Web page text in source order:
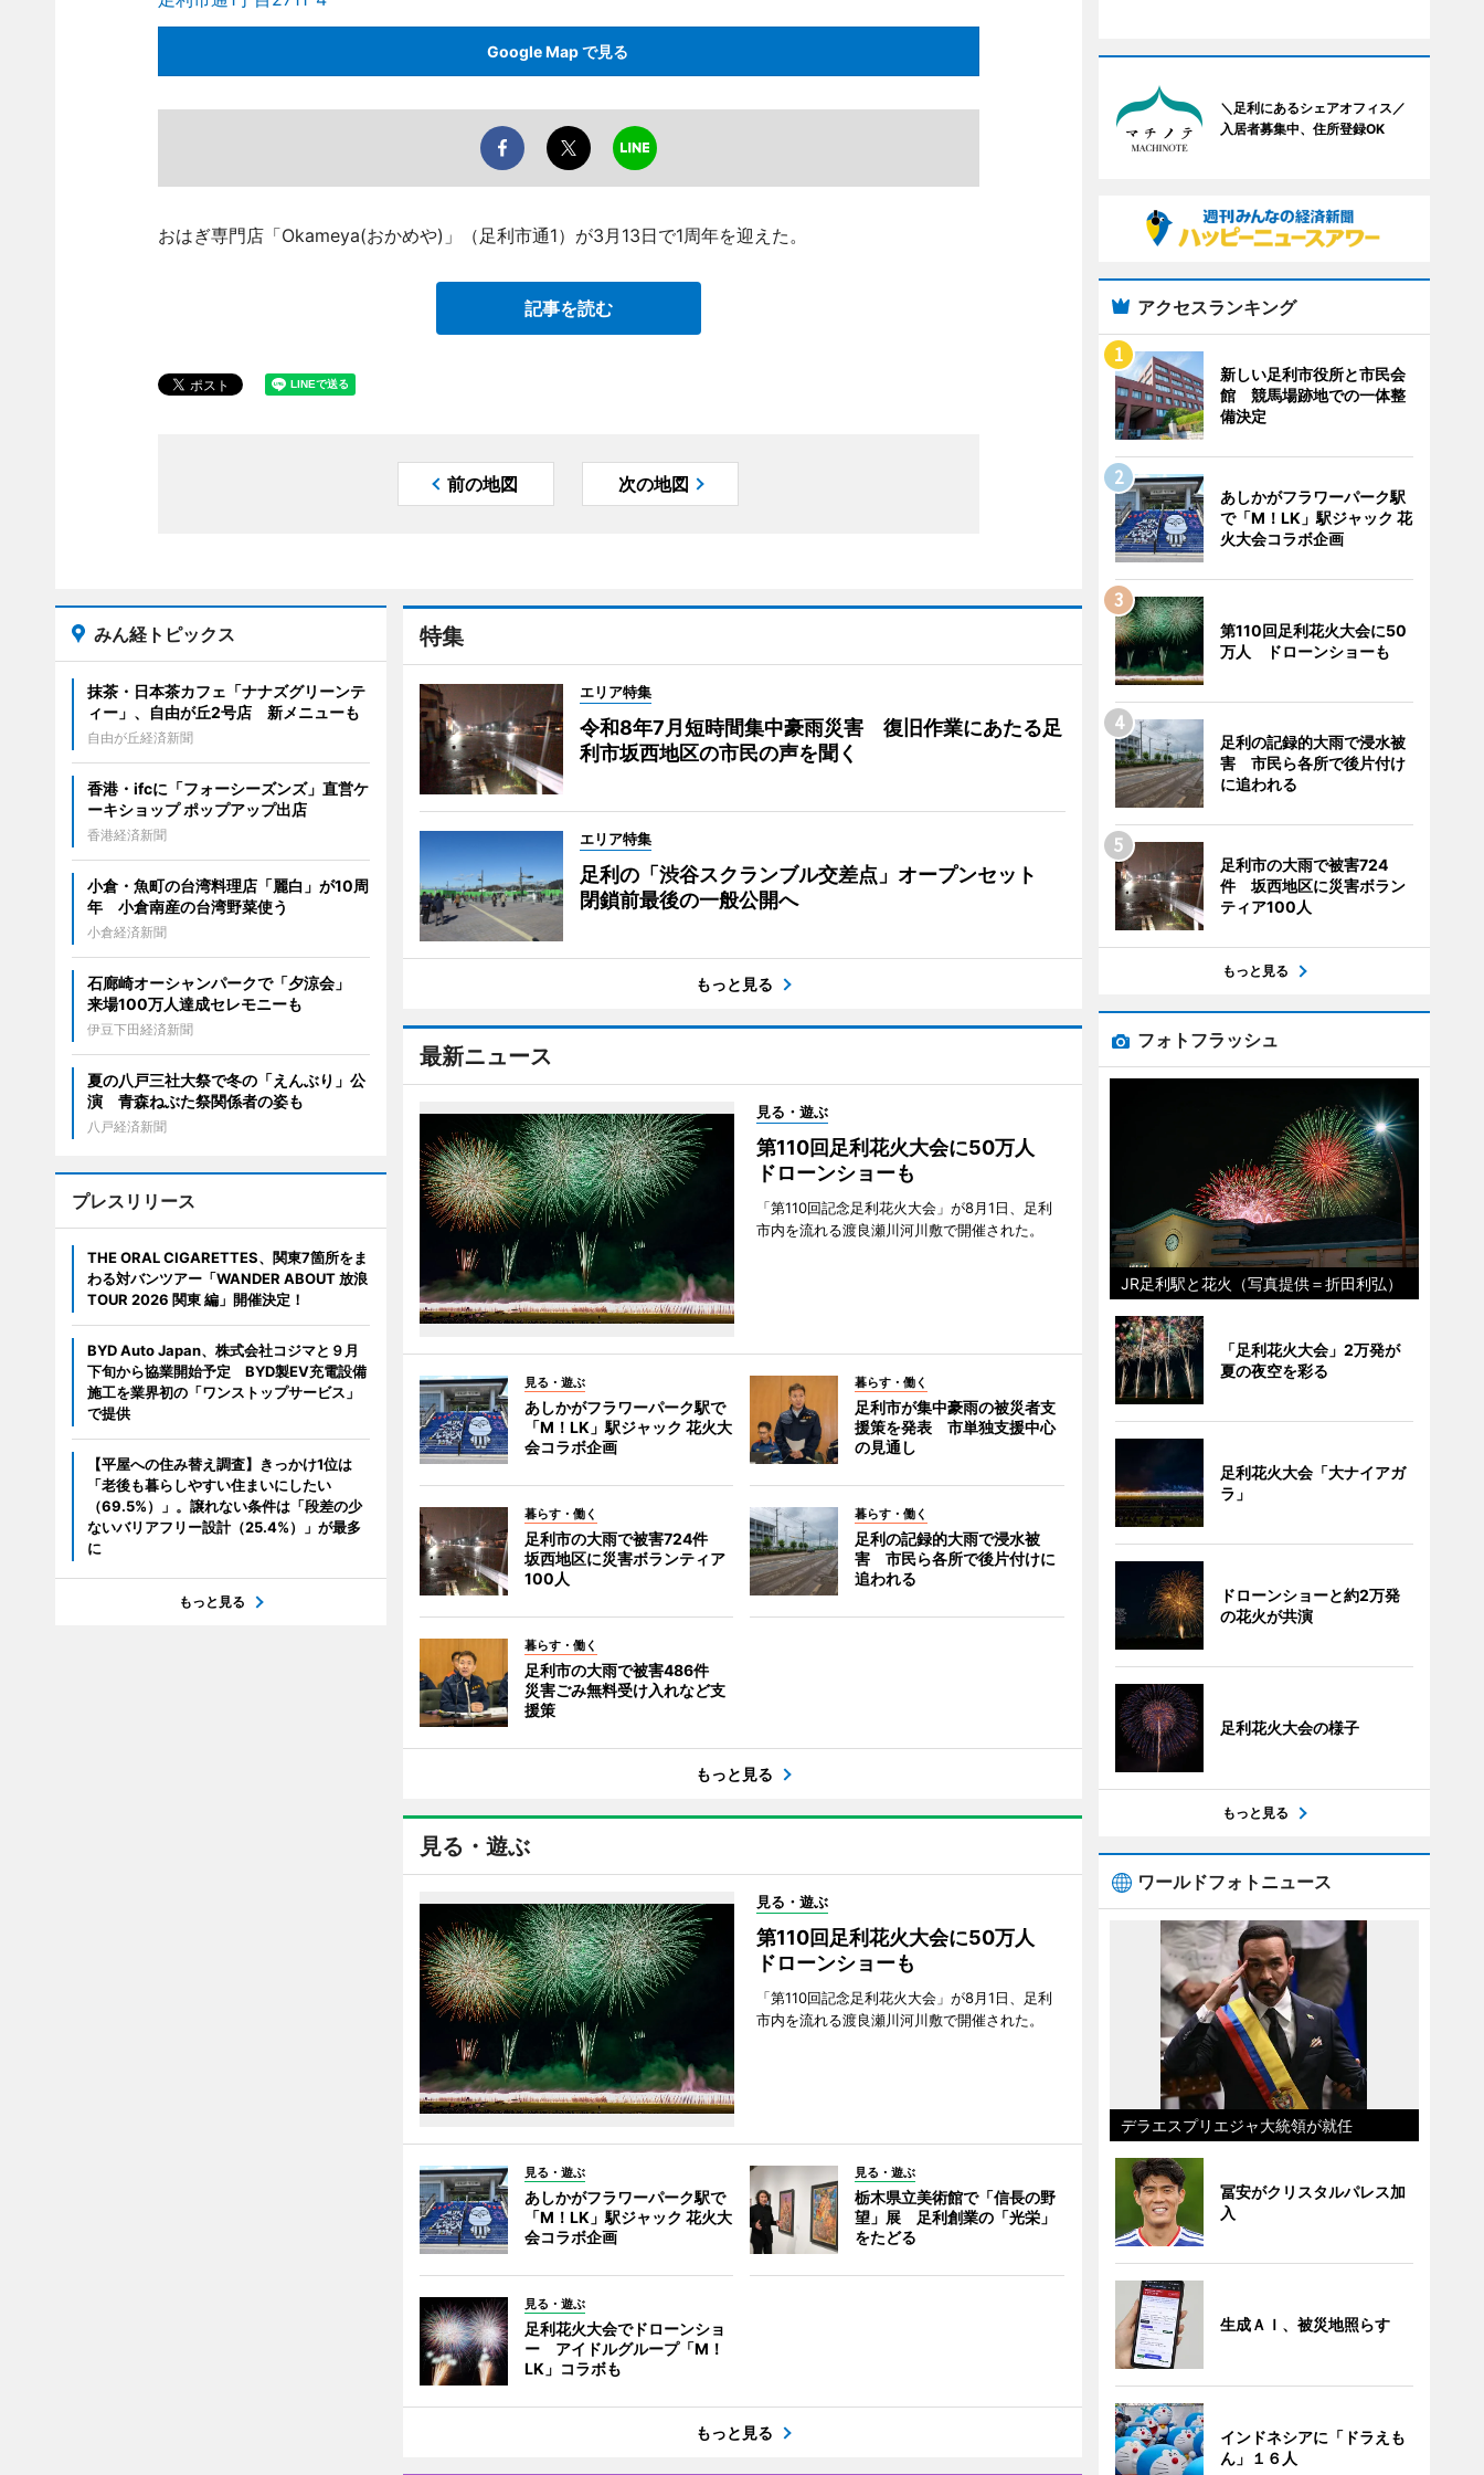
Google Map で見る
おはぎ専門店「Okameya(おかめや)」（足利市通1）が3月13日で1周年を迎えた。
記事を読む
前の地図 次の地図
特集
エリア特集
令和8年7月短時間集中豪雨災害 復旧作業にあたる足
利市坂西地区の市民の声を聞く
エリア特集
足利の「渋谷スクランブル交差点」オープンセット
閉鎖前最後の一般公開へ
もっと見る
最新ニュース
見る・遊ぶ
第110回足利花火大会に50万人
ドローンショーも
「第110回記念足利花火大会」が8月1日、足利
市内を流れる渡良瀬川河川敷で開催された。
見る・遊ぶ
あしかがフラワーパーク駅で
「M！LK」駅ジャック 花火大
会コラボ企画
暮らす・働く
足利市が集中豪雨の被災者支
援策を発表 市単独支援中心
の見通し
暮らす・働く
足利市の大雨で被害724件
坂西地区に災害ボランティア
100人
暮らす・働く
足利の記録的大雨で浸水被
害 市民ら各所で後片付けに
追われる
暮らす・働く
足利市の大雨で被害486件
災害ごみ無料受け入れなど支
援策
もっと見る
見る・遊ぶ
見る・遊ぶ
第110回足利花火大会に50万人
ドローンショーも
「第110回記念足利花火大会」が8月1日、足利
市内を流れる渡良瀬川河川敷で開催された。
見る・遊ぶ
あしかがフラワーパーク駅で
「M！LK」駅ジャック 花火大
会コラボ企画
見る・遊ぶ
栃木県立美術館で「信長の野
望」展 足利創業の「光栄」
をたどる
見る・遊ぶ
足利花火大会でドローンショ
ー アイドルグループ「M！
LK」コラボも
もっと見る
みん経トピックス
抹茶・日本茶カフェ「ナナズグリーンテ
ィー」、自由が丘2号店 新メニューも
自由が丘経済新聞
香港・ifcに「フォーシーズンズ」直営ケ
ーキショップ ポップアップ出店
香港経済新聞
小倉・魚町の台湾料理店「麗白」が10周
年 小倉南産の台湾野菜使う
小倉経済新聞
石廊崎オーシャンパークで「夕涼会」
来場100万人達成セレモニーも
伊豆下田経済新聞
夏の八戸三社大祭で冬の「えんぶり」公
演 青森ねぶた祭関係者の姿も
八戸経済新聞
プレスリリース
THE ORAL CIGARETTES、関東7箇所をま
わる対バンツアー「WANDER ABOUT 放浪
TOUR 2026 関東 編」開催決定！
BYD Auto Japan、株式会社コジマと９月
下旬から協業開始予定 BYD製EV充電設備
施工を業界初の「ワンストップサービス」
で提供
【平屋への住み替え調査】きっかけ1位は
「老後も暮らしやすい住まいにしたい
（69.5%）」。譲れない条件は「段差の少
ないバリアフリー設計（25.4%）」が最多
に
もっと見る
＼足利にあるシェアオフィス／
入居者募集中、住所登録OK
アクセスランキング
新しい足利市役所と市民会
館 競馬場跡地での一体整
備決定
あしかがフラワーパーク駅
で「M！LK」駅ジャック 花
火大会コラボ企画
第110回足利花火大会に50
万人 ドローンショーも
足利の記録的大雨で浸水被
害 市民ら各所で後片付け
に追われる
足利市の大雨で被害724
件 坂西地区に災害ボラン
ティア100人
もっと見る
フォトフラッシュ
JR足利駅と花火（写真提供＝折田利弘）
「足利花火大会」2万発が
夏の夜空を彩る
足利花火大会「大ナイアガ
ラ」
ドローンショーと約2万発
の花火が共演
足利花火大会の様子
もっと見る
ワールドフォトニュース
デラエスプリエジャ大統領が就任
冨安がクリスタルパレス加
入
生成ＡＩ、被災地照らす
インドネシアに「ドラえも
ん」１６人